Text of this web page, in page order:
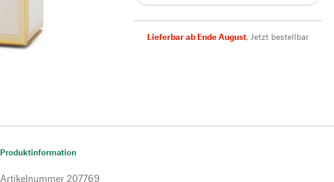
Lieferbar ab Ende August, Jetzt bestellbar
Produktinformation
Artikelnummer 207769